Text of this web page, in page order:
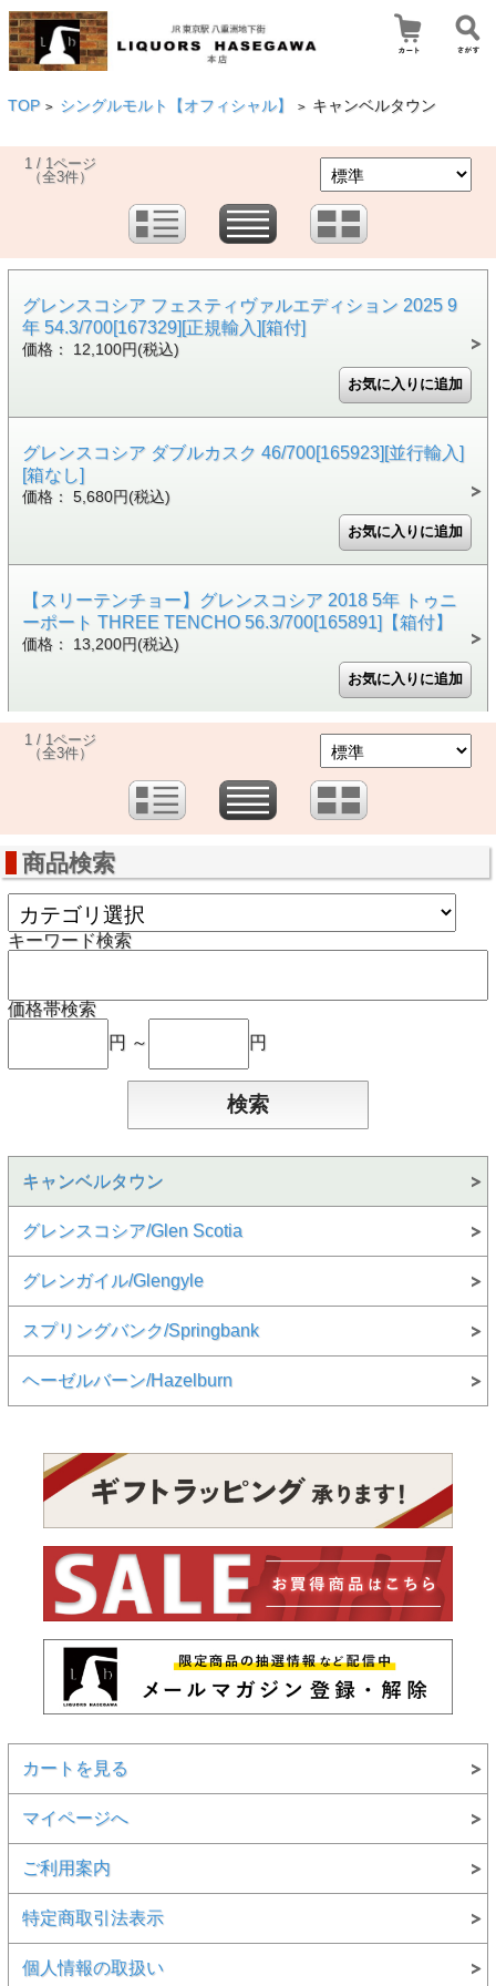
TOP > シングルモルト【オフィシャル】 > キャンベルタウン
1 / 1ページ
（全3件）
グレンスコシア フェスティヴァルエディション 2025 9
年 54.3/700[167329][正規輸入][箱付]
価格： 12,100円(税込)
グレンスコシア ダブルカスク 46/700[165923][並行輸入]
[箱なし]
価格： 5,680円(税込)
【スリーテンチョー】グレンスコシア 2018 5年 トゥニ
ーポート THREE TENCHO 56.3/700[165891]【箱付】
価格： 13,200円(税込)
1 / 1ページ
（全3件）
商品検索
キーワード検索
価格帯検索
円 ～
円
キャンベルタウン
グレンスコシア/Glen Scotia
グレンガイル/Glengyle
スプリングバンク/Springbank
ヘーゼルバーン/Hazelburn
カートを見る
マイページへ
ご利用案内
特定商取引法表示
個人情報の取扱い